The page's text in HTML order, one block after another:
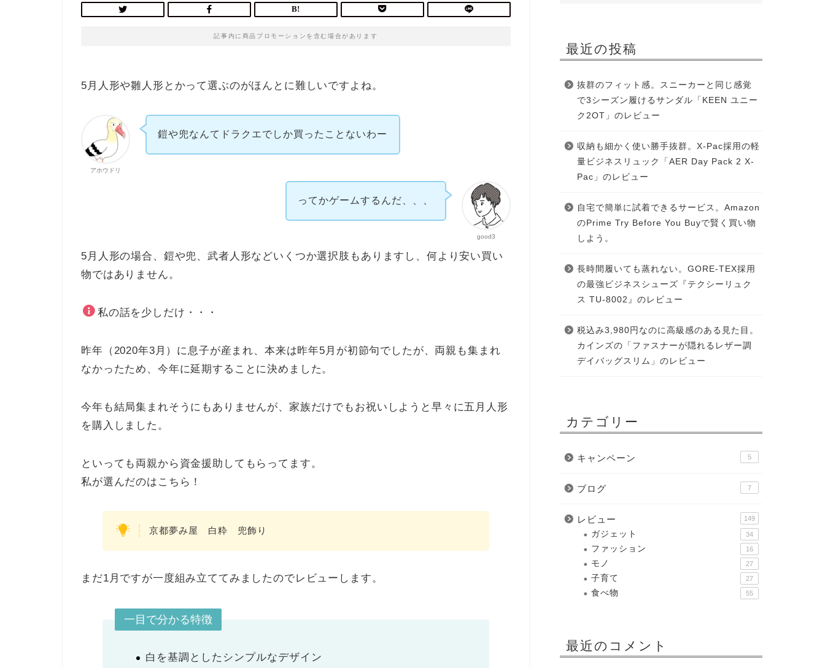
記事内に商品プロモーションを含む場合があります
5月人形や雛人形とかって選ぶのがほんとに難しいですよね。
アホウドリ
鎧や兜なんてドラクエでしか買ったことないわー
good3
ってかゲームするんだ、、、
5月人形の場合、鎧や兜、武者人形などいくつか選択肢もありますし、何より安い買い
物ではありません。
私の話を少しだけ・・・
昨年（2020年3月）に息子が産まれ、本来は昨年5月が初節句でしたが、両親も集まれ
なかったため、今年に延期することに決めました。
今年も結局集まれそうにもありませんが、家族だけでもお祝いしようと早々に五月人形
を購入しました。
といっても両親から資金援助してもらってます。
私が選んだのはこちら！
京都夢み屋 白粋 兜飾り
まだ1月ですが一度組み立ててみましたのでレビューします。
一目で分かる特徴
白を基調としたシンプルなデザイン
最近の投稿
抜群のフィット感。スニーカーと同じ感覚
で3シーズン履けるサンダル「KEEN ユニー
ク2OT」のレビュー
収納も細かく使い勝手抜群。X-Pac採用の軽
量ビジネスリュック「AER Day Pack 2 X-
Pac」のレビュー
自宅で簡単に試着できるサービス。Amazon
のPrime Try Before You Buyで賢く買い物
しよう。
長時間履いても蒸れない。GORE-TEX採用
の最強ビジネスシューズ『テクシーリュク
ス TU-8002』のレビュー
税込み3,980円なのに高級感のある見た目。
カインズの「ファスナーが隠れるレザー調
デイバッグスリム」のレビュー
カテゴリー
キャンペーン 5
ブログ 7
レビュー 149
ガジェット 34
ファッション 16
モノ 27
子育て 27
食べ物 55
最近のコメント